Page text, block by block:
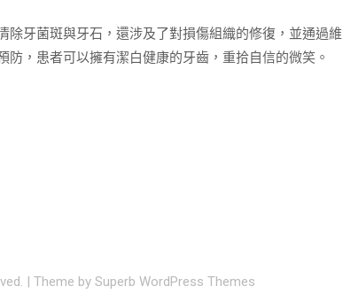
牙菌斑與牙石，還涉及了對損傷組織的修復，並通過維
，患者可以擁有潔白健康的牙齒，重拾自信的微笑。
| Theme by Superb WordPress Themes